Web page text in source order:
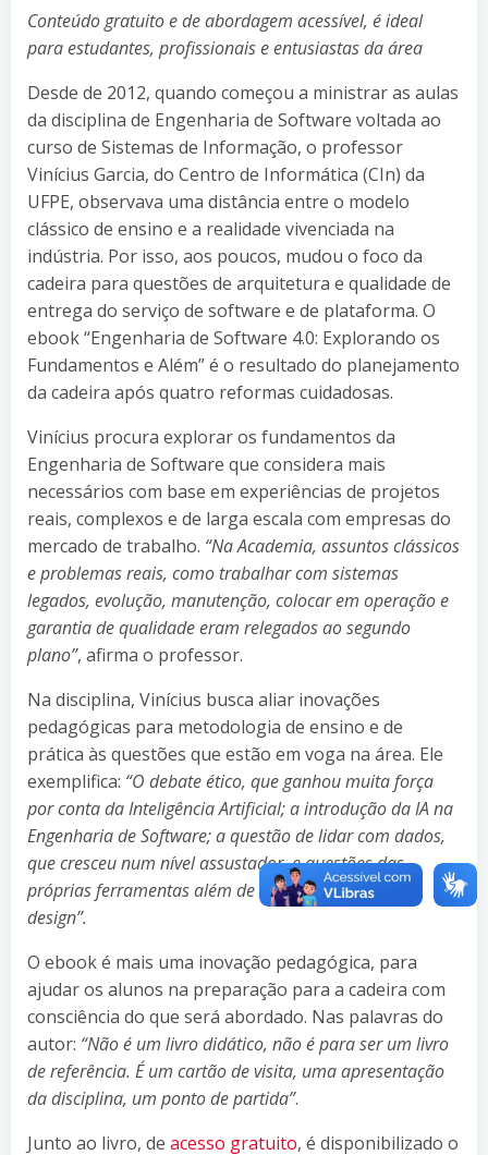
Conteúdo gratuito e de abordagem acessível, é ideal
para estudantes, profissionais e entusiastas da área
Desde de 2012, quando começou a ministrar as aulas
da disciplina de Engenharia de Software voltada ao
curso de Sistemas de Informação, o professor
Vinícius Garcia, do Centro de Informática (CIn) da
UFPE, observava uma distância entre o modelo
clássico de ensino e a realidade vivenciada na
indústria. Por isso, aos poucos, mudou o foco da
cadeira para questões de arquitetura e qualidade de
entrega do serviço de software e de plataforma. O
ebook “Engenharia de Software 4.0: Explorando os
Fundamentos e Além” é o resultado do planejamento
da cadeira após quatro reformas cuidadosas.
Vinícius procura explorar os fundamentos da
Engenharia de Software que considera mais
necessários com base em experiências de projetos
reais, complexos e de larga escala com empresas do
mercado de trabalho. “Na Academia, assuntos clássicos
e problemas reais, como trabalhar com sistemas
legados, evolução, manutenção, colocar em operação e
garantia de qualidade eram relegados ao segundo
plano”, afirma o professor.
Na disciplina, Vinícius busca aliar inovações
pedagógicas para metodologia de ensino e de
prática às questões que estão em voga na área. Ele
exemplifica: “O debate ético, que ganhou muita força
por conta da Inteligência Artificial; a introdução da IA na
Engenharia de Software; a questão de lidar com dados,
que cresceu num nível assustador, e questões das
próprias ferramentas além de ter qualidade, teste e
design”.
O ebook é mais uma inovação pedagógica, para
ajudar os alunos na preparação para a cadeira com
consciência do que será abordado. Nas palavras do
autor: “Não é um livro didático, não é para ser um livro
de referência. É um cartão de visita, uma apresentação
da disciplina, um ponto de partida”.
Junto ao livro, de acesso gratuito, é disponibilizado o